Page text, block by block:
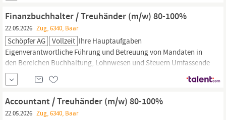
Weiterbildung als Sachbearbeiter Treuhand oder Fachausweis
Finanz- undRechnungswesen
Finanzbuchhalter / Treuhänder (m/w) 80-100%
22.05.2026 Zug, 6340, Baar
Schöpfer AG Vollzeit Ihre Hauptaufgaben
Eigenverantwortliche Führung und Betreuung von Mandaten in
den Bereichen Buchhaltung, Lohnwesen und Steuern Umfassende
Beratung unserer KMU-Kunden in Finanzfragen, inkl. MWST und
Sozialversicherungen Mitwirkung bei spannenden Projekten? von
Rechnungswesen bis hin zu innovativen Themen wie
Accountant / Treuhänder (m/w) 80-100%
22.05.2026 Zug, 6340, Baar